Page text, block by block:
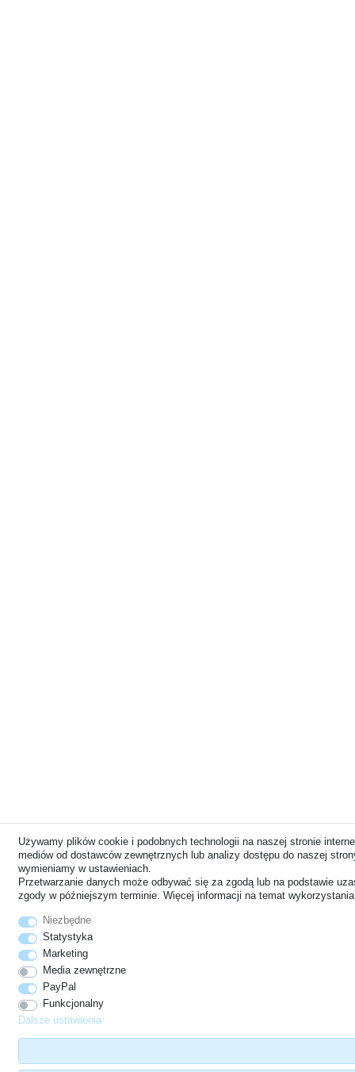
Używamy plików cookie i podobnych technologii na naszej stronie
mediów od dostawców zewnętrznych lub analizy dostępu do naszej
wymieniamy w ustawieniach.
Przetwarzanie danych może odbywać się za zgodą lub na podstawie
zgody w późniejszym terminie. Więcej informacji na temat
Niezbędne
Statystyka
Marketing
Media zewnętrzne
PayPal
Funkcjonalny
Dalsze ustawienia